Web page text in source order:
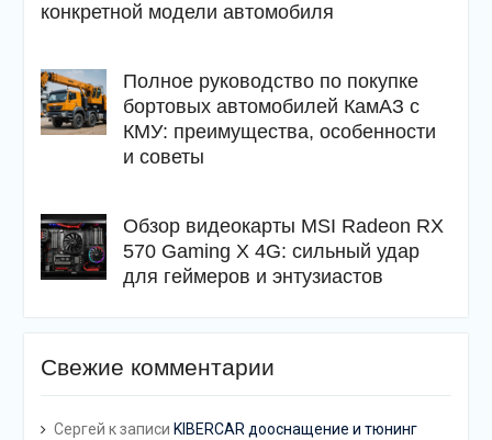
конкретной модели автомобиля
Полное руководство по покупке
бортовых автомобилей КамАЗ с
КМУ: преимущества, особенности
и советы
Обзор видеокарты MSI Radeon RX
570 Gaming X 4G: сильный удар
для геймеров и энтузиастов
Свежие комментарии
Сергей к записи KIBERCAR дооснащение и тюнинг